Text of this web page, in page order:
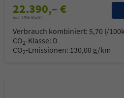
22.390,– €
incl. 19% MwSt.
Verbrauch kombiniert: 5,70 l/
CO2-Klasse: D
CO2-Emissionen: 130,00 g/km